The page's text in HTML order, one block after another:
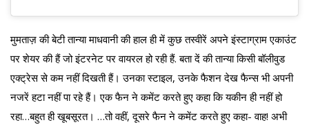
मुमताज़ की बेटी तान्या माधवानी की हाल ही में कुछ तस्वीरें अपने इंस्टाग्राम एकाउंट
पर शेयर की हैं जो इंटरनेट पर वायरल हो रही हैं. बता दें की तान्या किसी बॉलीवुड
एक्ट्रेस से कम नहीं दिखती हैं। उनका स्टाइल, उनके फैशन देख फैन्स भी अपनी
नजरें हटा नहीं पा रहे हैं। एक फैन ने कमेंट करते हुए कहा कि यकीन ही नहीं हो
रहा…बहुत ही खूबसूरत। …तो वहीं, दूसरे फैन ने कमेंट करते हुए कहा- वाह! अभी